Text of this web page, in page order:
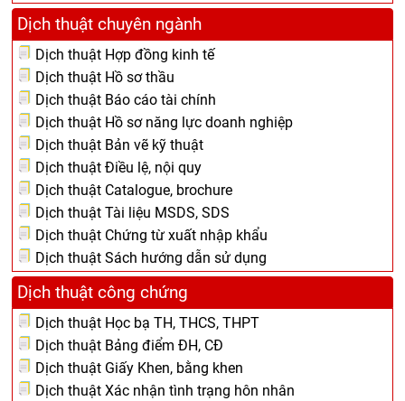
Dịch thuật chuyên ngành
Dịch thuật Hợp đồng kinh tế
Dịch thuật Hồ sơ thầu
Dịch thuật Báo cáo tài chính
Dịch thuật Hồ sơ năng lực doanh nghiệp
Dịch thuật Bản vẽ kỹ thuật
Dịch thuật Điều lệ, nội quy
Dịch thuật Catalogue, brochure
Dịch thuật Tài liệu MSDS, SDS
Dịch thuật Chứng từ xuất nhập khẩu
Dịch thuật Sách hướng dẫn sử dụng
Dịch thuật công chứng
Dịch thuật Học bạ TH, THCS, THPT
Dịch thuật Bảng điểm ĐH, CĐ
Dịch thuật Giấy Khen, bằng khen
Dịch thuật Xác nhận tình trạng hôn nhân